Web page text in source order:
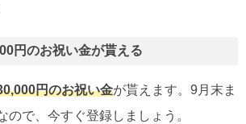
円のお祝い金が貰える
円のお祝い金が貰えます。9月末ま
ので、今すぐ登録しましょう。